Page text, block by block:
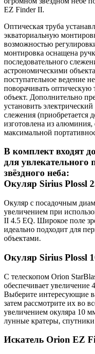
EZ Finder II.
Оптическая труба
экваториальную
возможностью
монтировка оснащена
последовательного
астрономическими
поступательное ведение
поворачивать оптическую
объект. Дополнительно
установить
слежения (приобретается
изготовлена из алюминия,
максимальной
В комплект входят
для увлекательного
звёздного неба:
Окуляр Sirius Plossl
Окуляр с посадочным
увеличением при
II 4.5 EQ. Широкое поле
идеально подходит для
объектами.
Окуляр Sirius Plossl
С телескопом Orion
обеспечивает увеличение
Выберите интересующие
затем рассмотрите их во
увеличением окуляра 10
лунные кратеры,
Искатель Orion EZ